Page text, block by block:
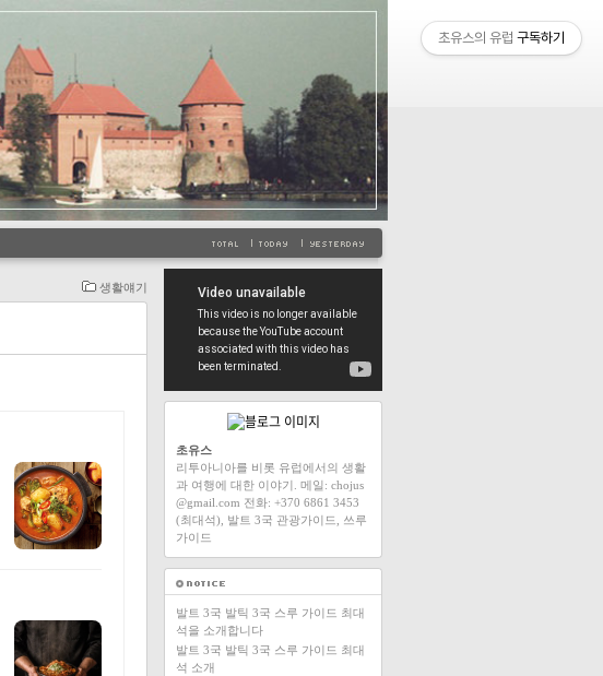
생활얘기
초유스
리투아니아를 비롯 유럽에서의 생활
과 여행에 대한 이야기. 메일: chojus
@gmail.com 전화: +370 6861 3453
(최대석), 발트 3국 관광가이드, 쓰루
가이드
발트 3국 발틱 3국 스루 가이드 최대
석을 소개합니다
발트 3국 발틱 3국 스루 가이드 최대
석 소개
초유스의 유럽 구독하기